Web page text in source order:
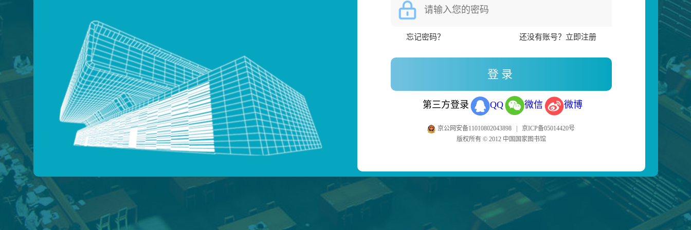
还没有账号？立即注册
忘记密码？
第三方登录 QQ 微信 微博
京公网安备11010802043898
京ICP备05014420号
版权所有 © 2012 中国国家图书馆